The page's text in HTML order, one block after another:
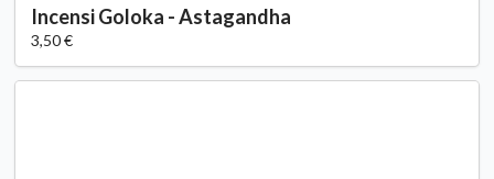
Incensi Goloka - Astagandha
3,50 €